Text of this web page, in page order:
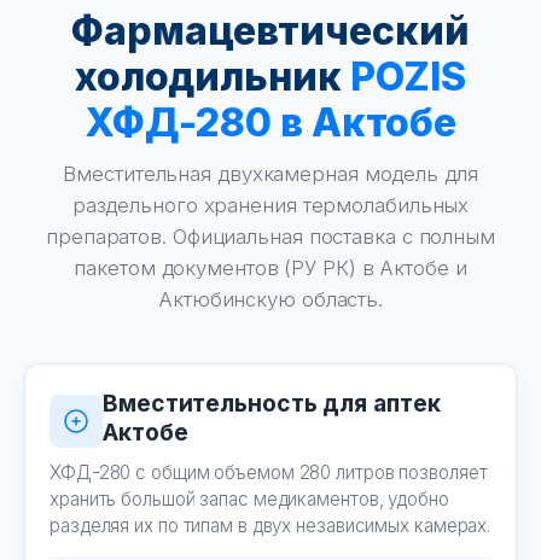
Фармацевтический
холодильник POZIS
ХФД-280 в Актобе
Вместительная двухкамерная модель для
раздельного хранения термолабильных
препаратов. Официальная поставка с полным
пакетом документов (РУ РК) в Актобе и
Актюбинскую область.
Вместительность для аптек
Актобе
ХФД-280 с общим объемом 280 литров позволяет
хранить большой запас медикаментов, удобно
разделяя их по типам в двух независимых камерах.